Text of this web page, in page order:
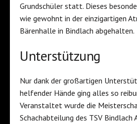
Grundschüler statt. Dieses
wie gewohnt in der einzigartigen
Bärenhalle in Bindlach abgehalten.
Unterstützung
Nur dank der großartigen
helfender Hände ging alles so
Veranstaltet wurde die
Schachabteilung des TSV Bindlach